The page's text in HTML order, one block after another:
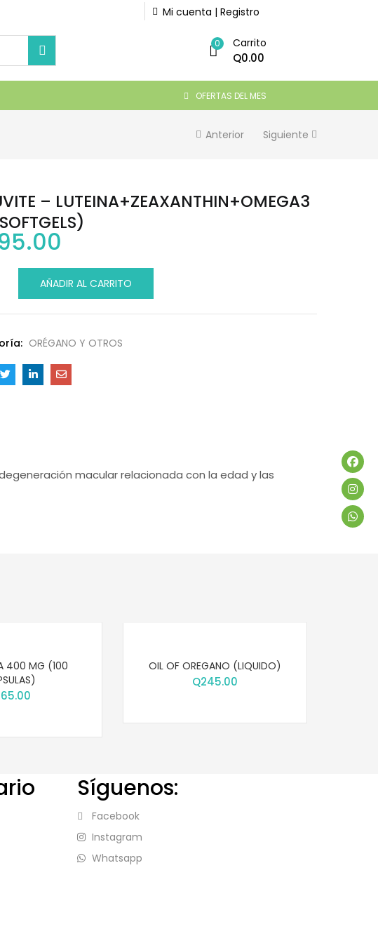
Mi cuenta | Registro
0 Carrito
Q0.00
OFERTAS DEL MES
Anterior Siguiente
AÑADIR AL CARRITO
– LUTEINA+ZEAXANTHIN+OMEGA3
AÑADIR AL CARRITO
ORÉGANO Y OTROS
macular relacionada con la edad y las
400 MG (100
OIL OF OREGANO (LIQUIDO)
Q245.00
Síguenos:
Facebook
Instagram
Whatsapp